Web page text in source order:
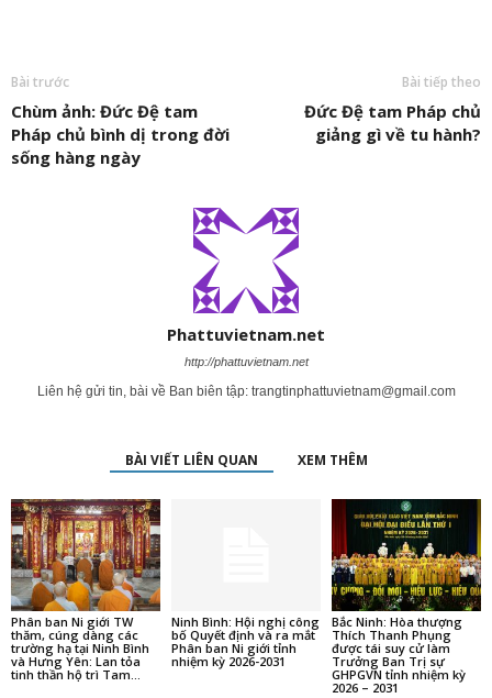
Bài trước
Chùm ảnh: Đức Đệ tam
Pháp chủ bình dị trong đời
sống hàng ngày
Bài tiếp theo
Đức Đệ tam Pháp chủ
giảng gì về tu hành?
Phattuvietnam.net
http://phattuvietnam.net
Liên hệ gửi tin, bài về Ban biên tập: trangtinphattuvietnam@gmail.com
BÀI VIẾT LIÊN QUAN XEM THÊM
Phân ban Ni giới TW
thăm, cúng dàng các
trường hạ tại Ninh Bình
và Hưng Yên: Lan tỏa
tinh thần hộ trì Tam...
Ninh Bình: Hội nghị công
bố Quyết định và ra mắt
Phân ban Ni giới tỉnh
nhiệm kỳ 2026-2031
Bắc Ninh: Hòa thượng
Thích Thanh Phụng
được tái suy cử làm
Trưởng Ban Trị sự
GHPGVN tỉnh nhiệm kỳ
2026 – 2031